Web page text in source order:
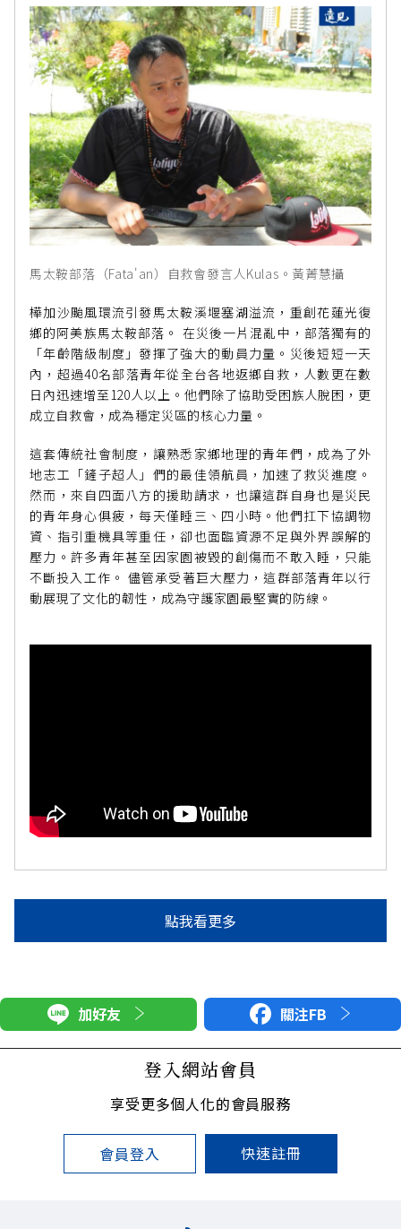
馬太鞍部落（Fata'an）自救會發言人Kulas。黃菁慧攝
樺加沙颱風環流引發馬太鞍溪堰塞湖溢流，重創花蓮光復
鄉的阿美族馬太鞍部落。 在災後一片混亂中，部落獨有的
「年齡階級制度」發揮了強大的動員力量。災後短短一天
內，超過40名部落青年從全台各地返鄉自救，人數更在數
日內迅速增至120人以上。他們除了協助受困族人脫困，更
成立自救會，成為穩定災區的核心力量。
這套傳統社會制度，讓熟悉家鄉地理的青年們，成為了外
地志工「鏟子超人」們的最佳領航員，加速了救災進度。
然而，來自四面八方的援助請求，也讓這群自身也是災民
的青年身心俱疲，每天僅睡三、四小時。他們扛下協調物
資、指引重機具等重任，卻也面臨資源不足與外界誤解的
壓力。許多青年甚至因家園被毀的創傷而不敢入睡，只能
不斷投入工作。 儘管承受著巨大壓力，這群部落青年以行
動展現了文化的韌性，成為守護家園最堅實的防線。
點我看更多
加好友 關注FB
登入網站會員
享受更多個人化的會員服務
會員登入 快速註冊